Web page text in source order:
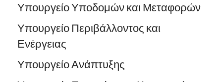
Υπουργείο Υποδομών και Μεταφορών
Υπουργείο Περιβάλλοντος και
Ενέργειας
Υπουργείο Ανάπτυξης